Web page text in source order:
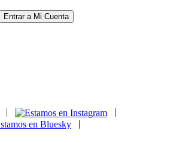
Entrar a Mi Cuenta
|